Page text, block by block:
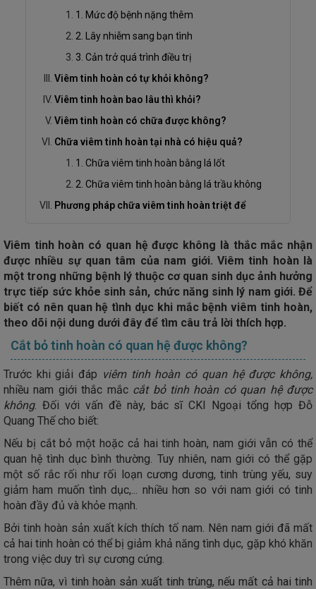
1. Mức độ bệnh nặng thêm
2. Lây nhiễm sang bạn tình
3. Cản trở quá trình điều trị
Viêm tinh hoàn có tự khỏi không?
Viêm tinh hoàn bao lâu thì khỏi?
Viêm tinh hoàn có chữa được không?
Chữa viêm tinh hoàn tại nhà có hiệu quả?
1. Chữa viêm tinh hoàn bằng lá lốt
2. Chữa viêm tinh hoàn bằng lá trầu không
Phương pháp chữa viêm tinh hoàn triệt để
Viêm tinh hoàn có quan hệ được không là thắc mắc nhận
được nhiều sự quan tâm của nam giới. Viêm tinh hoàn là
một trong những bệnh lý thuộc cơ quan sinh dục ảnh hưởng
trực tiếp sức khỏe sinh sản, chức năng sinh lý nam giới. Để
biết có nên quan hệ tình dục khi mắc bệnh viêm tinh hoàn,
theo dõi nội dung dưới đây để tìm câu trả lời thích hợp.
Cắt bỏ tinh hoàn có quan hệ được không?
Trước khi giải đáp viêm tinh hoàn có quan hệ được không,
nhiều nam giới thắc mắc cắt bỏ tinh hoàn có quan hệ được
không. Đối với vấn đề này, bác sĩ CKI Ngoại tổng hợp Đỗ
Quang Thế cho biết:
Nếu bị cắt bỏ một hoặc cả hai tinh hoàn, nam giới vẫn có thể
quan hệ tình dục bình thường. Tuy nhiên, nam giới có thể gặp
một số rắc rối như rối loạn cương dương, tinh trùng yếu, suy
giảm ham muốn tình dục,... nhiều hơn so với nam giới có tinh
hoàn đầy đủ và khỏe mạnh.
Bởi tinh hoàn sản xuất kích thích tố nam. Nên nam giới đã mất
cả hai tinh hoàn có thể bị giảm khả năng tình dục, gặp khó khăn
trong việc duy trì sự cương cứng.
Thêm nữa, vì tinh hoàn sản xuất tinh trùng, nếu mất cả hai tinh